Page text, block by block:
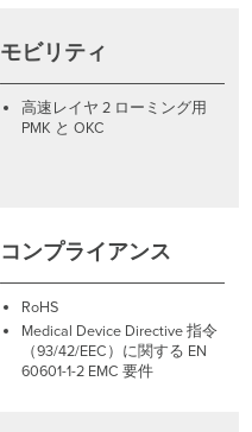
モビリティ
高速レイヤ 2 ローミング用
PMK と OKC
コンプライアンス
RoHS
Medical Device Directive 指令
（93/42/EEC）に関する EN
60601-1-2 EMC 要件